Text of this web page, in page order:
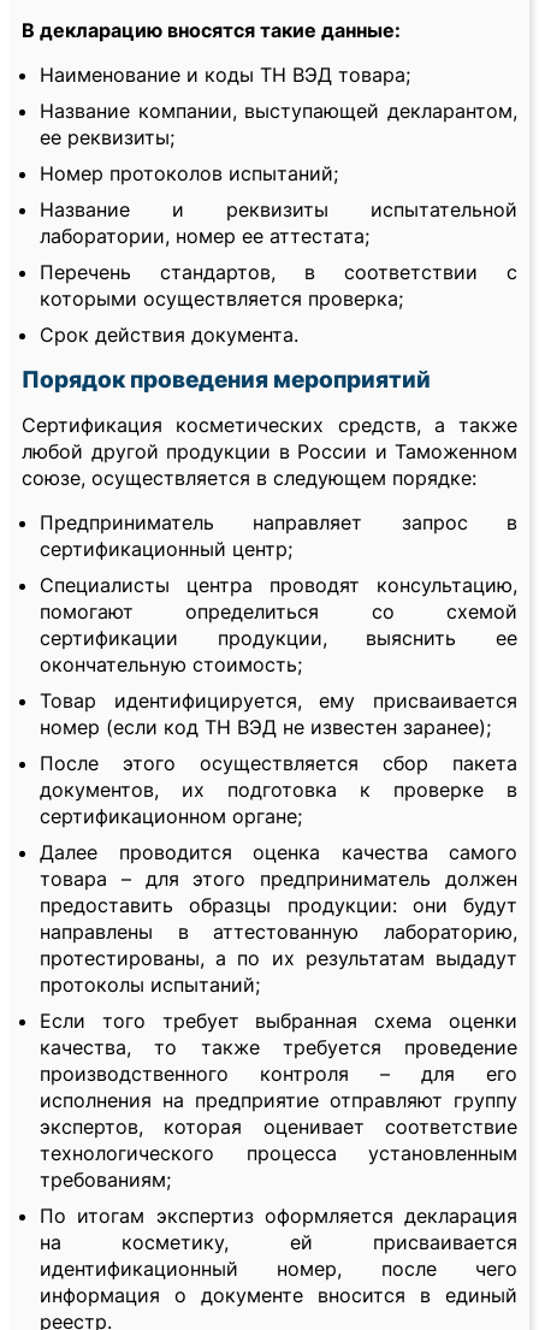
В декларацию вносятся такие данные:
Наименование и коды ТН ВЭД товара;
Название компании, выступающей декларантом,
ее реквизиты;
Номер протоколов испытаний;
Название и реквизиты испытательной
лаборатории, номер ее аттестата;
Перечень стандартов, в соответствии с
которыми осуществляется проверка;
Срок действия документа.
Порядок проведения мероприятий
Сертификация косметических средств, а также
любой другой продукции в России и Таможенном
союзе, осуществляется в следующем порядке:
Предприниматель направляет запрос в
сертификационный центр;
Специалисты центра проводят консультацию,
помогают определиться со схемой
сертификации продукции, выяснить ее
окончательную стоимость;
Товар идентифицируется, ему присваивается
номер (если код ТН ВЭД не известен заранее);
После этого осуществляется сбор пакета
документов, их подготовка к проверке в
сертификационном органе;
Далее проводится оценка качества самого
товара – для этого предприниматель должен
предоставить образцы продукции: они будут
направлены в аттестованную лабораторию,
протестированы, а по их результатам выдадут
протоколы испытаний;
Если того требует выбранная схема оценки
качества, то также требуется проведение
производственного контроля – для его
исполнения на предприятие отправляют группу
экспертов, которая оценивает соответствие
технологического процесса установленным
требованиям;
По итогам экспертиз оформляется декларация
на косметику, ей присваивается
идентификационный номер, после чего
информация о документе вносится в единый
реестр.